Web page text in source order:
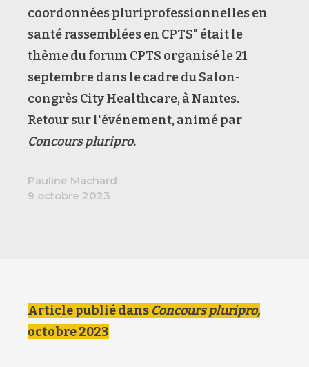
coordonnées pluriprofessionnelles en
santé rassemblées en CPTS" était le
thème du forum CPTS organisé le 21
septembre dans le cadre du Salon-
congrès City Healthcare, à Nantes.
Retour sur l'événement, animé par
Concours pluripro.
Pauline Machard
9 octobre 2023
Article publié dans Concours pluripro,
octobre 2023